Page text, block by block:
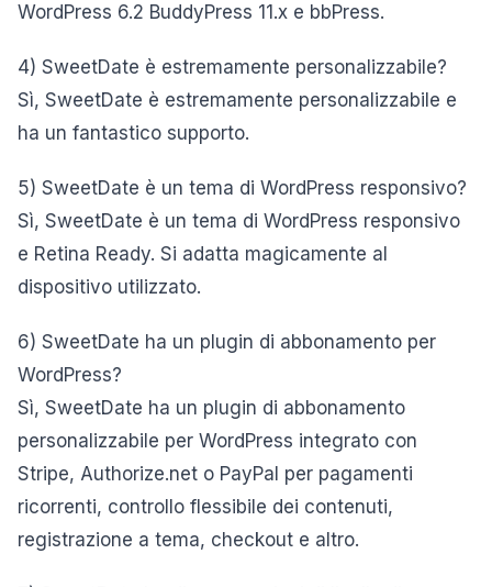
WordPress 6.2 BuddyPress 11.x e bbPress.
4) SweetDate è estremamente personalizzabile?
Sì, SweetDate è estremamente personalizzabile e
ha un fantastico supporto.
5) SweetDate è un tema di WordPress responsivo?
Sì, SweetDate è un tema di WordPress responsivo
e Retina Ready. Si adatta magicamente al
dispositivo utilizzato.
6) SweetDate ha un plugin di abbonamento per
WordPress?
Sì, SweetDate ha un plugin di abbonamento
personalizzabile per WordPress integrato con
Stripe, Authorize.net o PayPal per pagamenti
ricorrenti, controllo flessibile dei contenuti,
registrazione a tema, checkout e altro.